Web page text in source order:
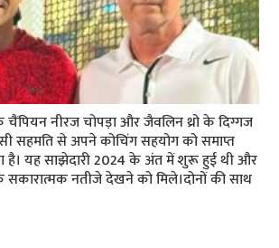
नीरज चोपड़ा और जैवलिन थ्रो के दिग्गज
सहमति से अपने कोचिंग सहयोग को समाप्त
है। यह साझेदारी 2024 के अंत में शुरू हुई थी और
नतीजे देखने को मिले।दोनों की साथ